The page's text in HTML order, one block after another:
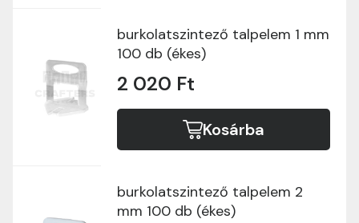
burkolatszintező talpelem 1 mm
100 db (ékes)
2 020 Ft
Kosárba
burkolatszintező talpelem 2
mm 100 db (ékes)